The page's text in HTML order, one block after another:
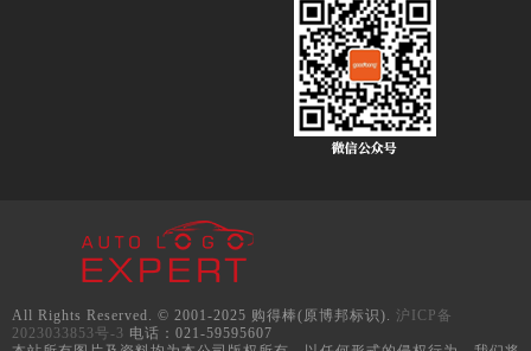
All Rights Reserved. © 2001-2025 购得棒(原博邦标识). 沪ICP备
2023033853号-3 电话：021-59595607